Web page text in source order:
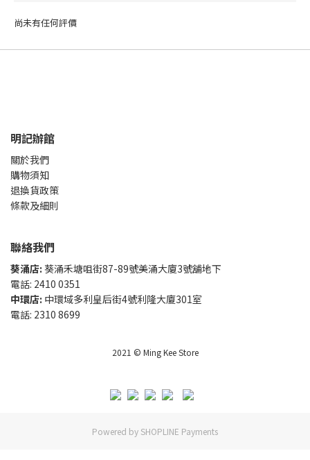
尚未有任何評價
明記辦館
關於我們
購物須知
退換貨政策
條款及細則
聯絡我們
葵涌店: 葵涌禾塘咀街87-89號美涌大廈3號舖地下
電話: 2410 0351
中環店: 中環域多利皇后街4號利隆大廈301室
電話: 2310 8699
2021 © Ming Kee Store
Powered by SHOPLINE Payments